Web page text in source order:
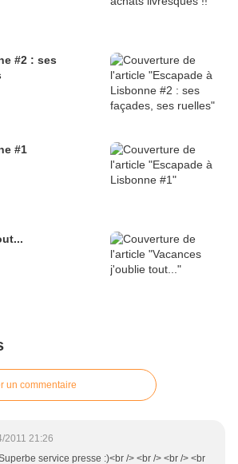
#2 : ses
#1
un commentaire
2011 21:26
service presse :)<br /> <br /> <br /> <br